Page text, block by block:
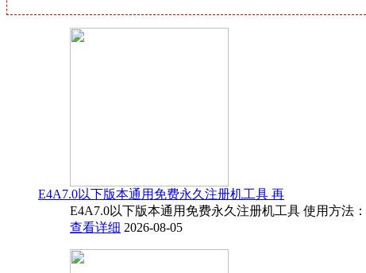
E4A7.0以下版本通用免费永久注册机工具 再
E4A7.0以下版本通用免费永久注册机工具 使用方法
查看详细 2026-08-05